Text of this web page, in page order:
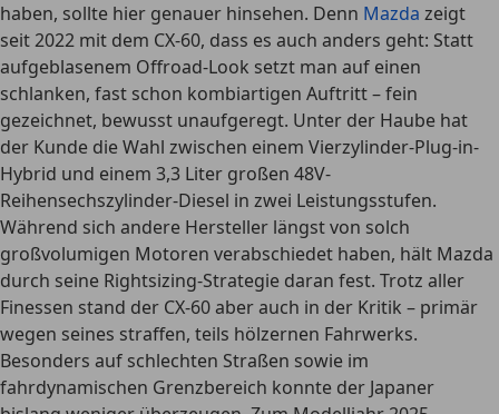
haben, sollte hier genauer hinsehen. Denn Mazda zeigt
seit 2022 mit dem CX-60, dass es auch anders geht: Statt
aufgeblasenem Offroad-Look setzt man auf einen
schlanken, fast schon kombiartigen Auftritt – fein
gezeichnet, bewusst unaufgeregt. Unter der Haube hat
der Kunde die Wahl zwischen einem Vierzylinder-Plug-in-
Hybrid und einem 3,3 Liter großen 48V-
Reihensechszylinder-Diesel in zwei Leistungsstufen.
Während sich andere Hersteller längst von solch
großvolumigen Motoren verabschiedet haben, hält Mazda
durch seine Rightsizing-Strategie daran fest. Trotz aller
Finessen stand der CX-60 aber auch in der Kritik – primär
wegen seines straffen, teils hölzernen Fahrwerks.
Besonders auf schlechten Straßen sowie im
fahrdynamischen Grenzbereich konnte der Japaner